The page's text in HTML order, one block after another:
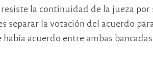
la continuidad de la jueza por
separar la votación del acuerdo
acuerdo entre ambas